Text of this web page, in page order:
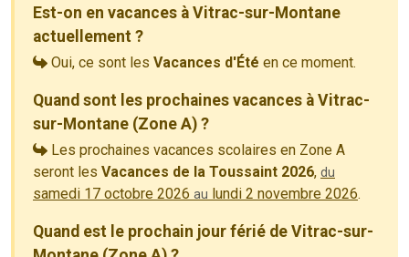
Est-on en vacances à Vitrac-sur-Montane
actuellement ?
Oui, ce sont les Vacances d'Été en ce moment.
Quand sont les prochaines vacances à Vitrac-
sur-Montane (Zone A) ?
Les prochaines vacances scolaires en Zone A
seront les Vacances de la Toussaint 2026, du
samedi 17 octobre 2026 au lundi 2 novembre 2026.
Quand est le prochain jour férié de Vitrac-sur-